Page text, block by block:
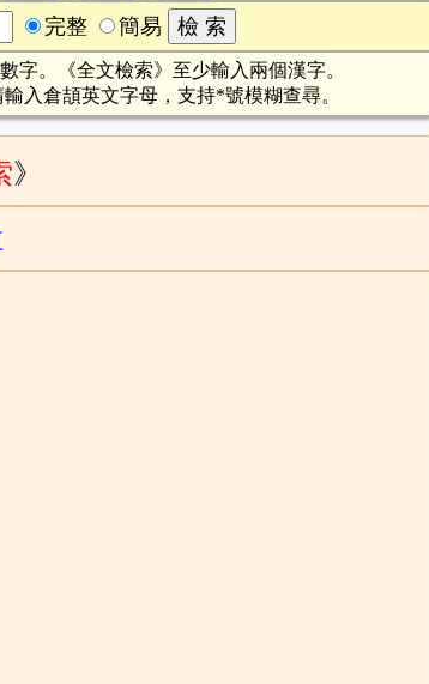
完整 簡易
字。《全文檢索》至少輸入兩個漢字。
入倉頡英文字母，支持*號模糊查尋。
》